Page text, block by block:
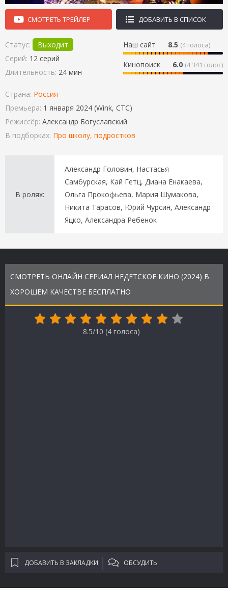
СМОТРЕТЬ ТРЕЙЛЕР ДОБАВИТЬ В СПИСОК
Наш сайт 8.5 (4голоса)
Кинопоиск 6.0 (4 341 голос)
Статус:
Выходит
Серий: 12 серий
Длительность: 24 мин
Страна: Россия
Премьера: 1 января 2024 (Wink, СТС)
Режиссёр: Александр Богуславский
В подборках: Про школу, подростков
В ролях:
Александр Головин, Настасья
Самбурская, Кай Гетц, Диана Енакаева,
Ольга Прокофьева, Мария Шумакова,
Никита Тарасов, Юрий Чурсин, Александр
Яцко, Александра Ребенок
СМОТРЕТЬ ОНЛАЙН СЕРИАЛ НЕДЕТСКОЕ КИНО (2024) В
ХОРОШЕМ КАЧЕСТВЕ БЕСПЛАТНО
8.5/10 (4 голоса)
ДОБАВИТЬ В ЗАКЛАДКИ ОБСУДИТЬ